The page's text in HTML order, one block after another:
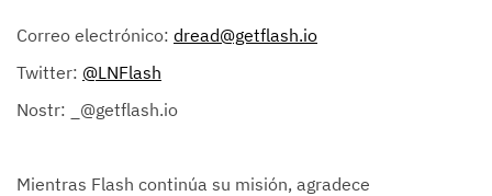
Correo electrónico: dread@getflash.io
Twitter: @LNFlash
Nostr: _@getflash.io
Mientras Flash continúa su misión, agradece